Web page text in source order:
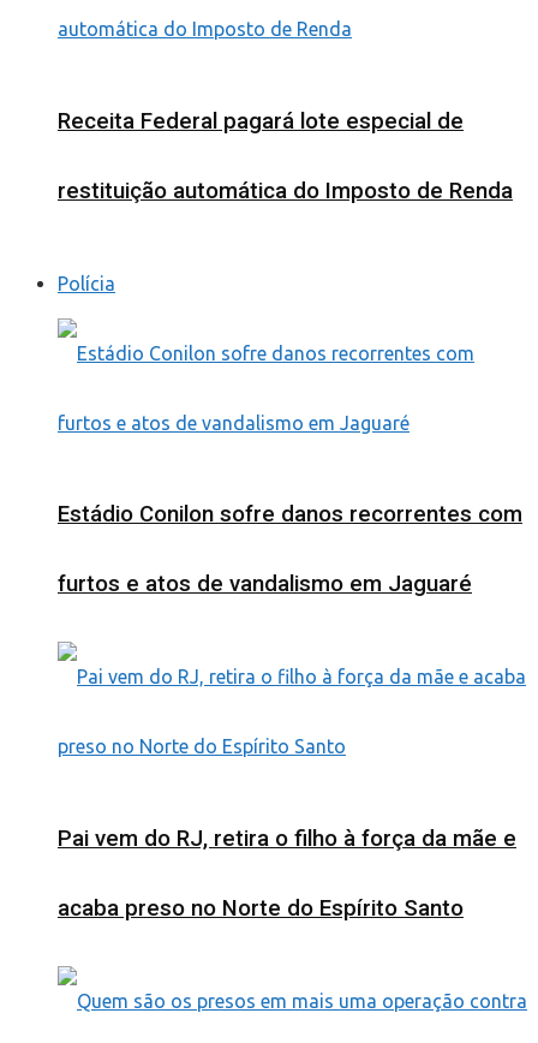
Receita Federal pagará lote especial de
restituição automática do Imposto de Renda
Polícia
Estádio Conilon sofre danos recorrentes com
furtos e atos de vandalismo em Jaguaré
Pai vem do RJ, retira o filho à força da mãe e
acaba preso no Norte do Espírito Santo